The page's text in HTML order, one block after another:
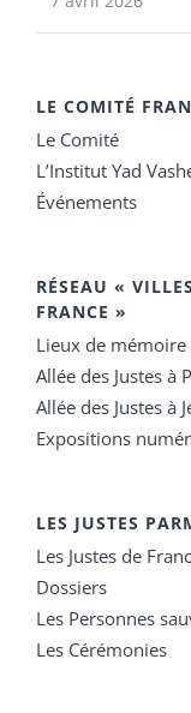
LE COMITÉ
Le Comité
L’Institut Yad
Événements
RÉSEAU «
FRANCE »
Lieux de mémoire
Allée des Justes à
Allée des Justes à
Expositions
LES JUSTES
Les Justes de
Dossiers
Les Personnes
Les Cérémonies